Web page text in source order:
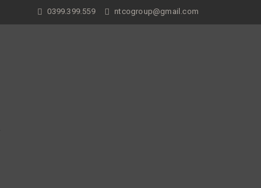
0399.399.559 ntcogroup@gmail.com